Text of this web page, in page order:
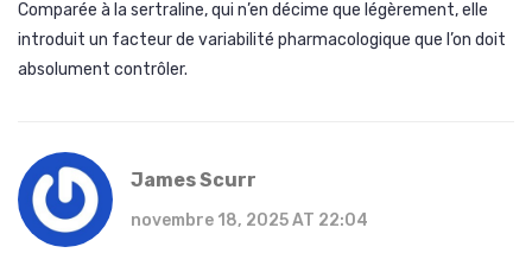
Comparée à la sertraline, qui n’en décime que légèrement, elle
introduit un facteur de variabilité pharmacologique que l’on doit
absolument contrôler.
James Scurr
novembre 18, 2025 AT 22:04